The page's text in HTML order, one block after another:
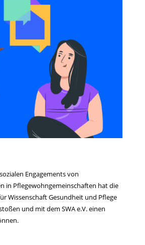
Engagements von
in Pflegewohngemeinschaften hat die
Wissenschaft Gesundheit und Pflege
und mit dem SWA e.V. einen